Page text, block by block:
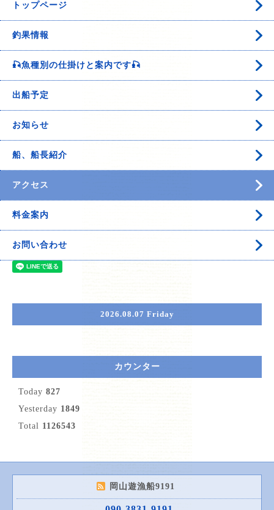
トップページ
釣果情報
🎣魚種別の仕掛けと案内です🎣
出船予定
お知らせ
船、船長紹介
アクセス
料金案内
お問い合わせ
2026.08.07 Friday
カウンター
Today 827
Yesterday 1849
Total 1126543
岡山遊漁船9191